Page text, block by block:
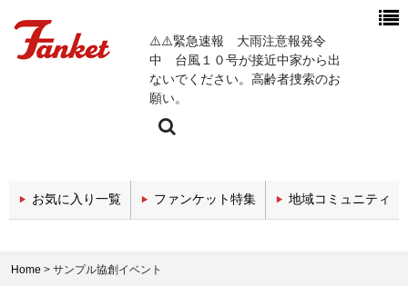
⚠️⚠️緊急速報 大雨注意報発令
中 台風１０号が接近中家から出
ないでください。高齢者捜索のお
願い。
今週の新着チャンネル
エンタメチャンネル
お気に入り一覧 ファンケット特集 地域コミュニティ
Home > サンプル協創イベント